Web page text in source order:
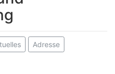
Adresse